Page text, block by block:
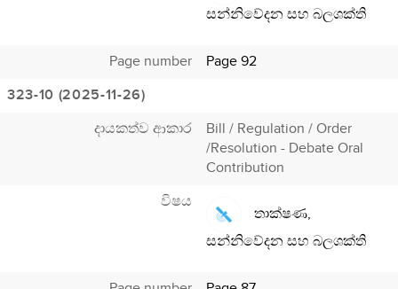
සන්නිවේදන සහ බලශක්ති
Page number
Page 92
323-10 (2025-11-26)
දායකත්ව ආකාර
Bill / Regulation / Order
/Resolution - Debate Oral
Contribution
විෂය
තාක්ෂණ,
සන්නිවේදන සහ බලශක්ති